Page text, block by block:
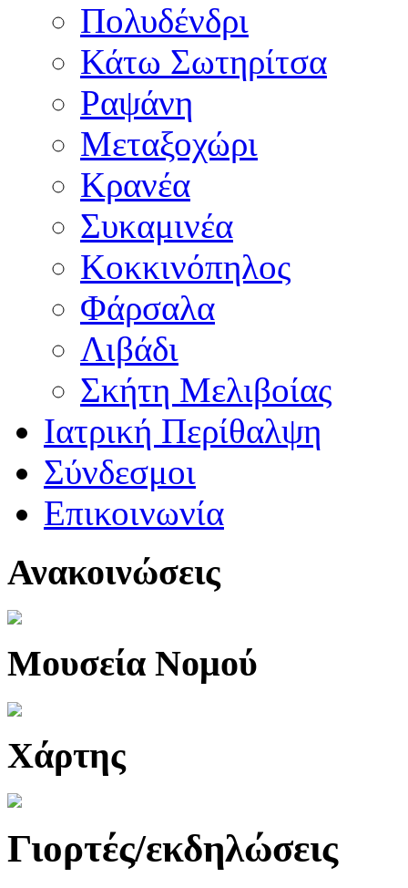
Πολυδένδρι
Κάτω Σωτηρίτσα
Ραψάνη
Μεταξοχώρι
Κρανέα
Συκαμινέα
Κοκκινόπηλος
Φάρσαλα
Λιβάδι
Σκήτη Μελιβοίας
Ιατρική Περίθαλψη
Σύνδεσμοι
Επικοινωνία
Ανακοινώσεις
Μουσεία Νομού
Χάρτης
Γιορτές/εκδηλώσεις